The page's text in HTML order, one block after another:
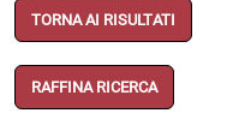
TORNA AI RISULTATI
RAFFINA RICERCA